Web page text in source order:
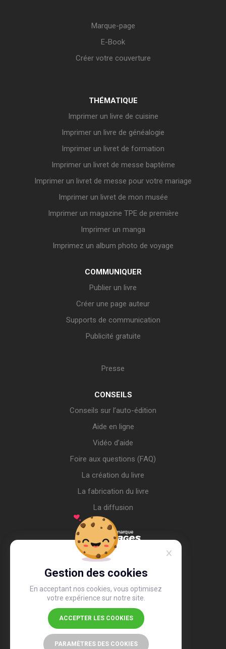
Gestion des cookies
En acceptant nos cookies, vous optimisez
votre expérience sur notre site.
ACCEPTER LES COOKIES
PARAMÈTRES DES COOKIES
Marque-page
E-Book
Créer votre couverture
THÉMATIQUE
Imprimer un livre de cuisine
Imprimer un livre de généalogie
Imprimer un livret de formation
Imprimer un livret de messe baptême
Imprimer un livret de messe pour votre mariage
Imprimer un livret de mon musée
Imprimer un magazine TPE de première
Imprimer un manga
Imprimez un album photo de voyage
COMMUNIQUER
Publier un livre
Créer une page auteur
Supports de communication
Publicité gratuite
Presse
CONSEILS
Conseils sur l’auto-édition
Aide en ligne
Vidéo d’aide
Foire aux questions (FAQ)
La création du livre
La fabrication du livre
La diffusion
4,4